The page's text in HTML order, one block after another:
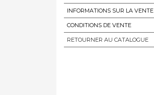
INFORMATIONS SUR LA VENTE
CONDITIONS DE VENTE
RETOURNER AU CATALOGUE